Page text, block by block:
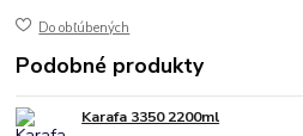
Do obľúbených
Podobné produkty
Karafa 3350 2200ml